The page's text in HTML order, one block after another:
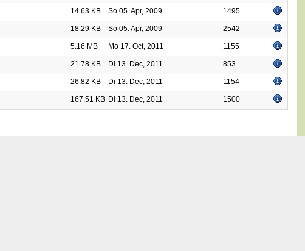
14.63 KB So 05. Apr, 2009 1495
18.29 KB So 05. Apr, 2009 2542
5.16 MB Mo 17. Oct, 2011 1155
21.78 KB Di 13. Dec, 2011 853
26.82 KB Di 13. Dec, 2011 1154
167.51 KB Di 13. Dec, 2011 1500